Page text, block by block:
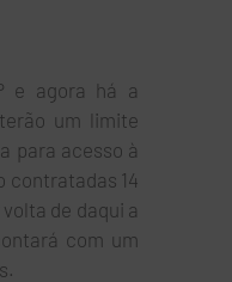
e agora há a
um limite
para acesso à
contratadas 14
de daqui a
com um